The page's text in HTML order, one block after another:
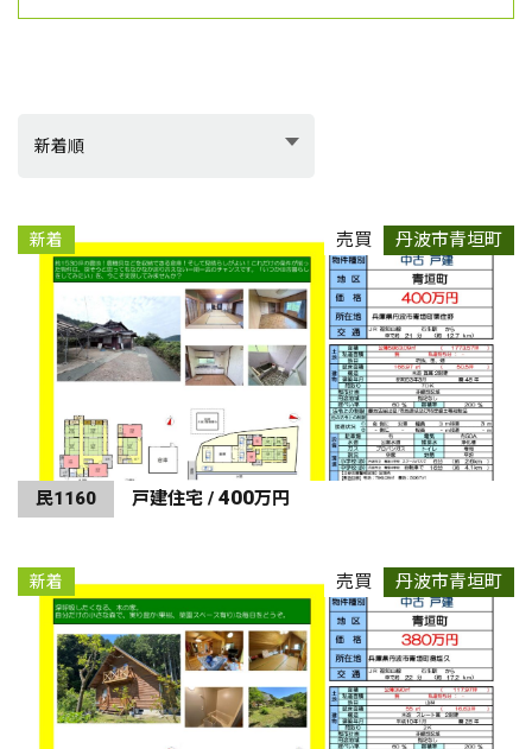
新着 売買 丹波市青垣町
民1160 戸建住宅 / 400万円
新着 売買 丹波市青垣町